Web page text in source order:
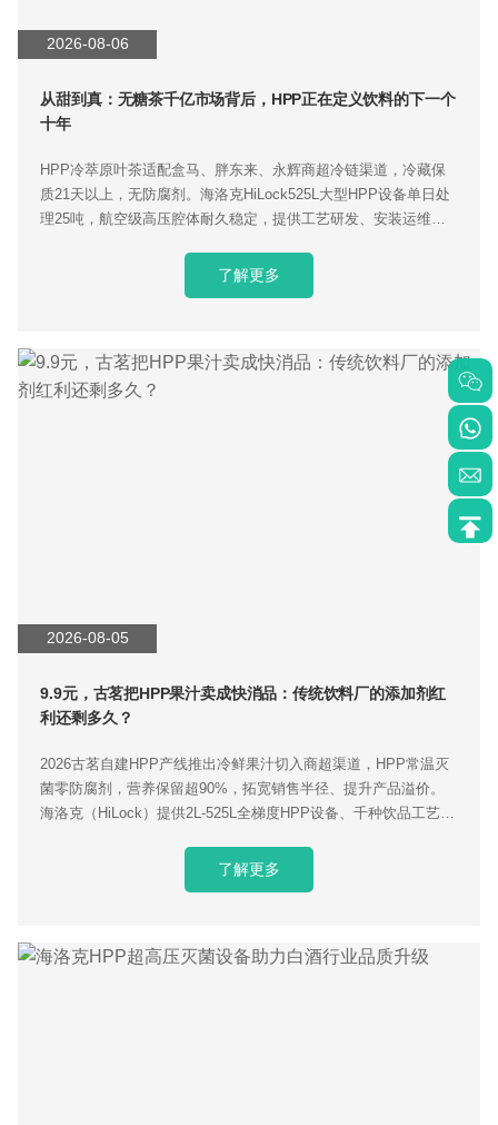
2026-08-06
从甜到真：无糖茶千亿市场背后，HPP正在定义饮料的下一个
十年
HPP冷萃原叶茶适配盒马、胖东来、永辉商超冷链渠道，冷藏保
质21天以上，无防腐剂。海洛克HiLock525L大型HPP设备单日处
理25吨，航空级高压腔体耐久稳定，提供工艺研发、安装运维交
了解更多
2026-08-05
9.9元，古茗把HPP果汁卖成快消品：传统饮料厂的添加剂红
利还剩多久？
2026古茗自建HPP产线推出冷鲜果汁切入商超渠道，HPP常温灭
菌零防腐剂，营养保留超90%，拓宽销售半径、提升产品溢价。
海洛克（HiLock）提供2L-525L全梯度HPP设备、千种饮品工艺库
了解更多